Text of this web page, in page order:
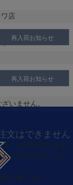
店
再入荷お知らせ
再入荷お知らせ
いません。
文はできません
」 の同時注文は承っ
だければ幸いです。
い致します。